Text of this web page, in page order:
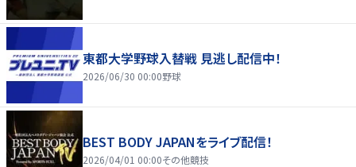
東都大学野球入替戦 見逃し配信中！
2026/06/30 00:00野球
BEST BODY JAPANをライブ配信！
2026/04/01 00:00その他競技